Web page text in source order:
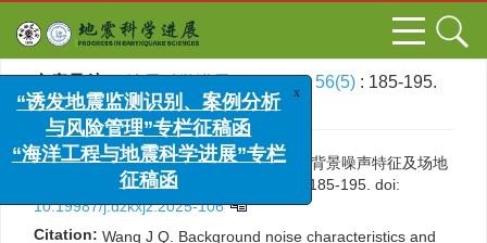
文章导航>地震科学进展>2026>56(5) : 185-195.
> DOI:10.19987/j.dzkxjz.2025-106
引用本文:王嘉琦. 京津冀地区强震动台站背景噪声特征及场地
响应研究[J]. 地震科学进展, 2026, 56(5): 185-195. doi:
10.19987/j.dzkxjz.2025-106
Citation: Wang J Q. Background noise characteristics and
x
“诱发地震监测识别、案例分析
与风险管理”专栏征稿函
“海洋工程与地震科学进展”专栏
征稿函